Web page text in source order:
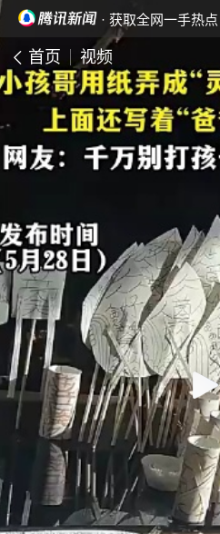
· 获取全网一手热点
首页 视频